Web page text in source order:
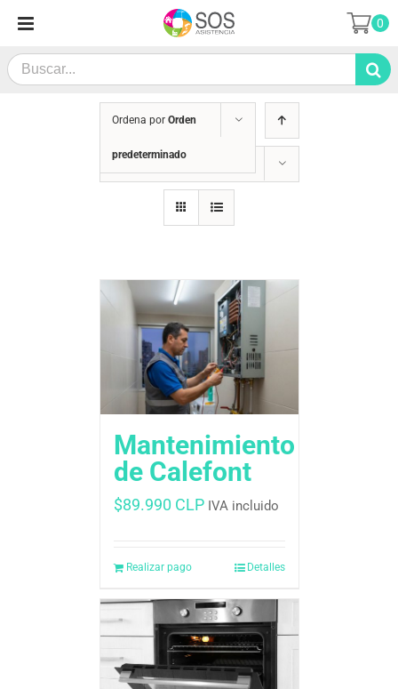
contenido
Search
for:
0
Ordena por Orden
predeterminado
Mostrar
Mantenimiento
de Calefont
$89.990 CLP IVA incluido
Realizar pago Detalles